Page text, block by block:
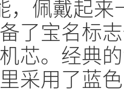
，佩戴起
了宝名标
芯。经典
采用了蓝